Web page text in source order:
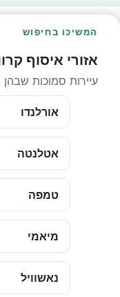
המשיכו בחיפוש
אזורי איסוף
עיירות סמוכות שבהן
אורלנדו
אטלנטה
טמפה
מיאמי
נאשוויל